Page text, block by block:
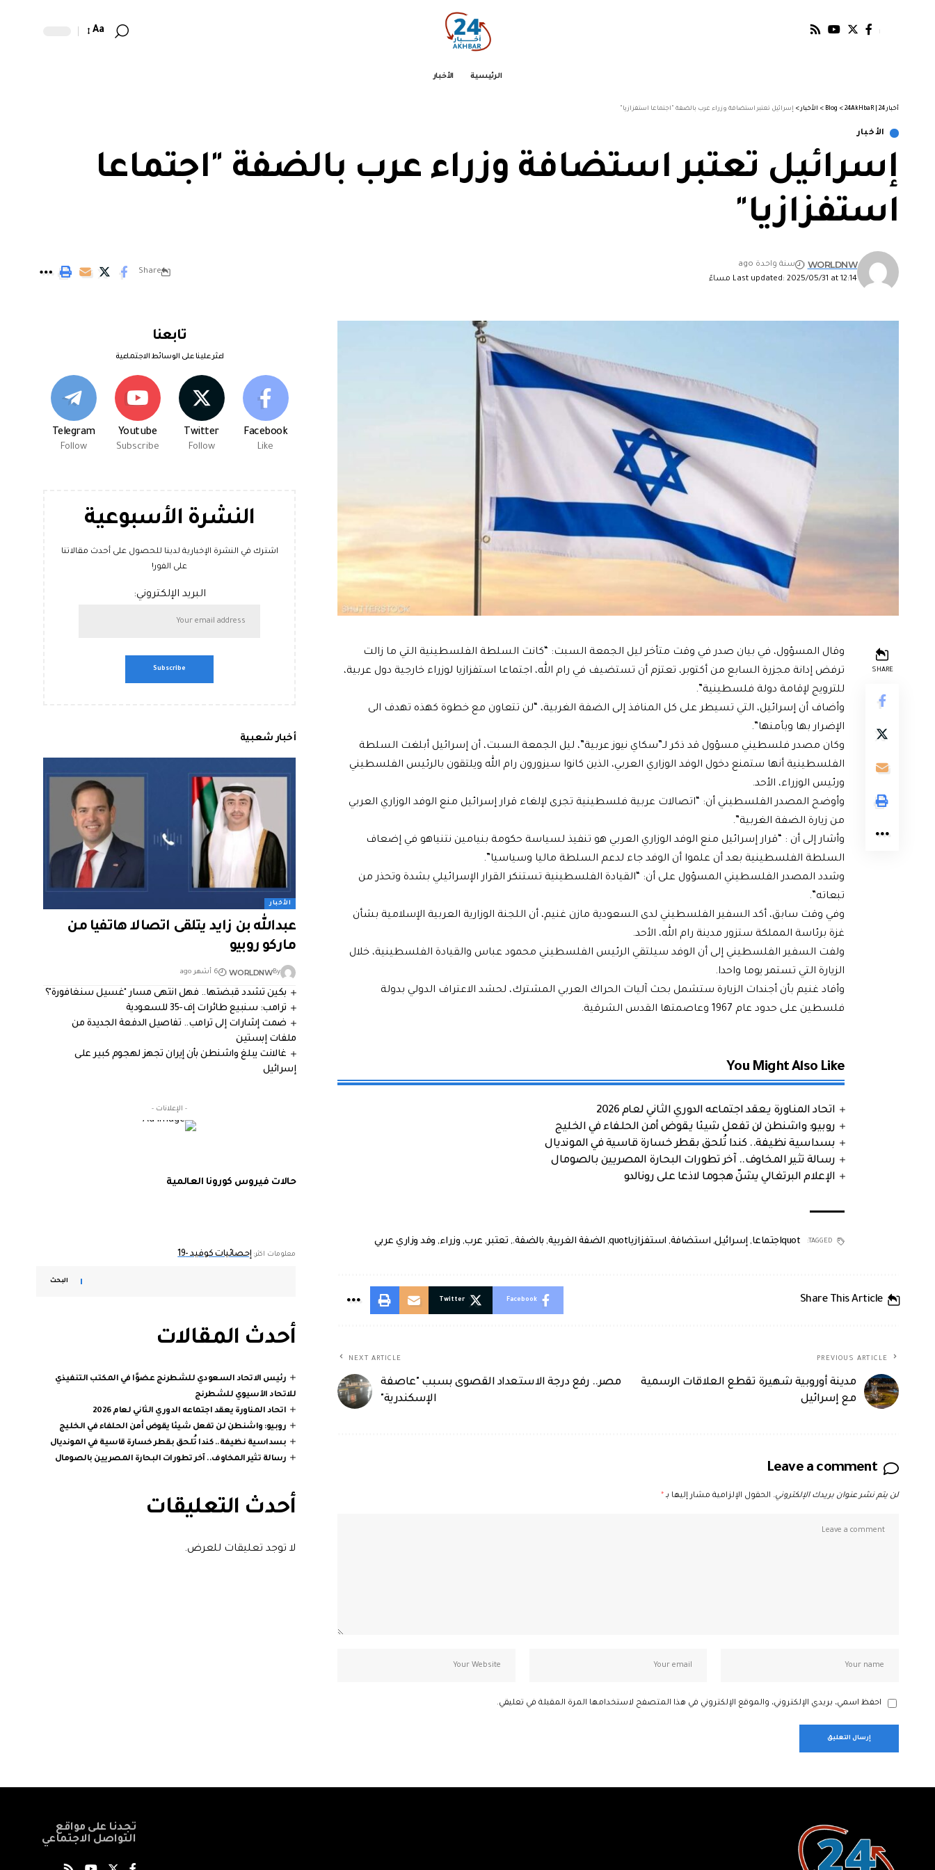
Aa
الرئيسية الأخبار
أخبار 24 | 24AkHbaR >
Blog
> الأخبار > إسرائيل تعتبر استضافة وزراء عرب بالضفة "اجتماعا استفزازيا"
الأخبار
إسرائيل تعتبر استضافة وزراء عرب بالضفة "اجتماعا
استفزازيا"
Last updated: 2025/05/31 at 12:14 مساءً
WORLDNW
سنة واحدة ago
Share
SHARE
وقال المسؤول، في بيان صدر في وقت متأخر ليل الجمعة السبت: “كانت السلطة الفلسطينية التي ما زالت
ترفض إدانة مجزرة السابع من أكتوبر، تعتزم أن تستضيف في رام الله، اجتماعا استفزازيا لوزراء خارجية دول عربية،
للترويج لإقامة دولة فلسطينية”.
وأضاف أن إسرائيل، التي تسيطر على كل المنافذ إلى الضفة الغربية، “لن تتعاون مع خطوة كهذه تهدف الى
الإضرار بها وبأمنها”.
وكان مصدر فلسطيني مسؤول قد ذكر لـ”سكاي نيوز عربية”، ليل الجمعة السبت، أن إسرائيل أبلغت السلطة
الفلسطينية أنها ستمنع دخول الوفد الوزاري العربي، الذين كانوا سيزورون رام الله ويلتقون بالرئيس الفلسطيني
ورئيس الوزراء، الأحد.
وأوضح المصدر الفلسطيني أن: “اتصالات عربية فلسطينية تجرى لإلغاء قرار إسرائيل منع الوفد الوزاري العربي
من زيارة الضفة الغربية”.
وأشار إلى أن : “قرار إسرائيل منع الوفد الوزاري العربي هو تنفيذ لسياسة حكومة بنيامين نتنياهو في إضعاف
السلطة الفلسطينية بعد أن علموا أن الوفد جاء لدعم السلطة ماليا وسياسيا”.
وشدد المصدر الفلسطيني المسؤول على أن: “القيادة الفلسطينية تستنكر القرار الإسرائيلي بشدة وتحذر من
تبعاته”.
وفي وقت سابق، أكد السفير الفلسطيني لدى السعودية مازن غنيم، أن اللجنة الوزارية العربية الإسلامية بشأن
غزة برئاسة المملكة ستزور مدينة رام الله، الأحد.
ولفت السفير الفلسطيني إلى أن الوفد سيلتقي الرئيس الفلسطيني محمود عباس والقيادة الفلسطينية، خلال
الزيارة التي تستمر يوما واحدا.
وأفاد غنيم بأن أجندات الزيارة ستشمل بحث آليات الحراك العربي المشترك، لحشد الاعتراف الدولي بدولة
فلسطين على حدود عام 1967 وعاصمتها القدس الشرقية.
You Might Also Like
اتحاد المناورة يعقد اجتماعه الدوري الثاني لعام 2026
روبيو: واشنطن لن تفعل شيئا يقوض أمن الحلفاء في الخليج
بسداسية نظيفة.. كندا تُلحق بقطر خسارة قاسية في المونديال
رسالة تثير المخاوف.. آخر تطورات البحارة المصريين بالصومال
الإعلام البرتغالي يشنّ هجوما لاذعا على رونالدو
TAGGED: quotاجتماعا , إسرائيل, استضافة, استفزازياquot , الضفة الغربية, بالضفة., تعتبر , عرب, وزراء, وفد وزاري عربي
Share This Article
Facebook
Twitter
PREVIOUS ARTICLE
مدينة أوروبية شهيرة تقطع العلاقات الرسمية
مع إسرائيل
NEXT ARTICLE
مصر.. رفع درجة الاستعداد القصوى بسبب "عاصفة
الإسكندرية"
Leave a comment
لن يتم نشر عنوان بريدك الإلكتروني. الحقول الإلزامية مشار إليها بـ*
احفظ اسمي، بريدي الإلكتروني، والموقع الإلكتروني في هذا المتصفح لاستخدامها المرة المقبلة في تعليقي.
تابعنا
اعثر علينا على الوسائط الاجتماعية
Facebook
Like
Twitter
Follow
Youtube
Subscribe
Telegram
Follow
النشرة الأسبوعية
اشترك في النشرة الإخبارية لدينا للحصول على أحدث مقالاتنا
على الفور!
البريد الإلكتروني:
أخبار شعبية
الأخبار
عبدالله بن زايد يتلقى اتصالا هاتفيا من
ماركو روبيو
By
WORLDNW 6 أشهر ago
بكين تشدد قبضتها.. فهل انتهى مسار "غسيل سنغافورة"؟
ترامب: سنبيع طائرات إف-35 للسعودية
ضمت إشارات إلى ترامب.. تفاصيل الدفعة الجديدة من
ملفات إبستين
غالانت يبلغ واشنطن بأن إيران تجهز لهجوم كبير على
إسرائيل
- الإعلانات -
حالات فيروس كورونا العالمية
معلومات اكثر: إحصائيات كوفيد -19
البحث
أحدث المقالات
رئيس الاتحاد السعودي للشطرنج عضوًا في المكتب التنفيذي
للاتحاد الآسيوي للشطرنج
اتحاد المناورة يعقد اجتماعه الدوري الثاني لعام 2026
روبيو: واشنطن لن تفعل شيئا يقوض أمن الحلفاء في الخليج
بسداسية نظيفة.. كندا تُلحق بقطر خسارة قاسية في المونديال
رسالة تثير المخاوف.. آخر تطورات البحارة المصريين بالصومال
أحدث التعليقات
لا توجد تعليقات للعرض.
تجدنا على مواقع
التواصل الاجتماعي